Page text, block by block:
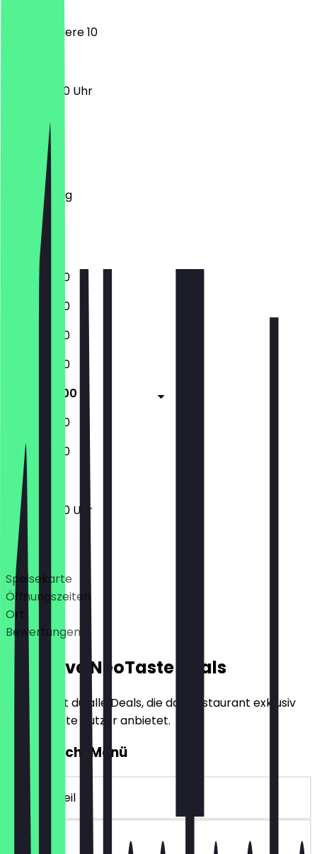
Am Belvedere 10
11:00 - 23:00 Uhr
Montag
Dienstag
Mittwoch
Donnerstag
Freitag
Samstag
Sonntag
11:00 - 23:00
11:00 - 23:00
11:00 - 23:00
11:00 - 23:00
11:00 - 23:00
11:00 - 23:00
11:00 - 23:00
11:00 - 23:00 Uhr
Deals
Speisekarte
Öffnungszeiten
Ort
Bewertungen
Exklusive NeoTaste Deals
Hier findest du alle Deals, die das Restaurant exklusiv
für NeoTaste Nutzer anbietet.
2für1 Lunch-Menü
~15 € Vorteil
90 Tage